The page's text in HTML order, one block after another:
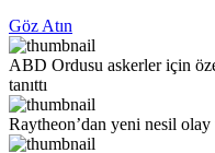
Göz Atın
ABD Ordusu askerler için
tanıttı
Raytheon’dan yeni nesil olay